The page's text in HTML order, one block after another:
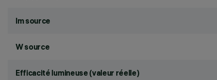
lm source
W source
Efficacité lumineuse (valeur réelle)